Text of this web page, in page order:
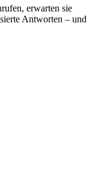
erwarten sie
Antworten – und